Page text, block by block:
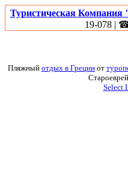
Туристическая
19-078 |
Пляжный отдых в Греции от
Select